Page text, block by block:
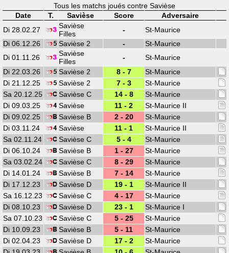
Tous les matchs joués contre Savièse
Date
T. Savièse Score
Adversaire
Di 28.02.27
Savièse
Filles
-
St-Maurice
Di 06.12.26
Savièse 2 -
St-Maurice
Di 01.11.26
Savièse
Filles
-
St-Maurice
Di 22.03.26
Savièse 2 8 - 7
St-Maurice
Di 21.12.25
Savièse 2 7 - 3
St-Maurice
Sa 20.12.25
Savièse C 14 - 8
St-Maurice
Di 09.03.25
Savièse 11 - 2
St-Maurice II
Di 09.02.25
Savièse B 2 - 20
St-Maurice
Di 03.11.24
Savièse 11 - 1
St-Maurice II
Sa 02.11.24
Savièse C 5 - 4
St-Maurice
Di 06.10.24
Savièse B 1 - 27
St-Maurice
Sa 03.02.24
Savièse C 8 - 29
St-Maurice
Di 14.01.24
Savièse B 7 - 14
St-Maurice
Di 17.12.23
Savièse D 19 - 1
St-Maurice II
Sa 16.12.23
Savièse C 4 - 17
St-Maurice
Di 08.10.23
Savièse D 23 - 1
St-Maurice I
Sa 07.10.23
Savièse C 5 - 25
St-Maurice
Di 10.09.23
Savièse B 5 - 11
St-Maurice
Di 02.04.23
Savièse D 17 - 2
St-Maurice